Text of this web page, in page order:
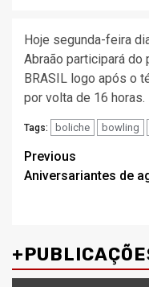
Hoje segunda-feira
Abraão participará do
BRASIL logo após o
por volta de 16 horas.
Tags: boliche bowling
Post
Previous
Aniversariantes de